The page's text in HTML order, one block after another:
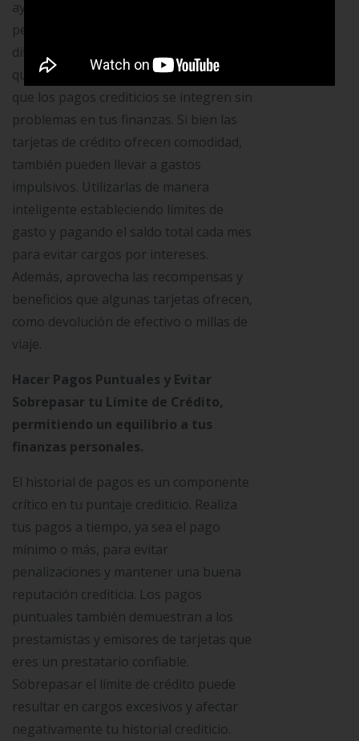
ayudará a determinar cuánto puedes
permitirte pagar cada mes sin
dificultades. Evitarás acumular deudas
que no puedas manejar y asegurarás
que los pagos crediticios se integren sin
problemas en tus finanzas. Si bien las
tarjetas de crédito ofrecen comodidad,
también pueden llevar a gastos
impulsivos. Utilizarlas de manera
inteligente estableciendo límites de
gasto y pagando el saldo total cada mes
para evitar cargos por intereses.
Además, aprovecha las recompensas y
beneficios que algunas tarjetas ofrecen,
como devolución de efectivo o millas de
viaje.
Hacer Pagos Puntuales y Evitar
Sobrepasar tu Límite de Crédito,
permitiendo un equilibrio a tus
finanzas personales.
El historial de pagos es un componente
crítico en tu puntaje crediticio. Realiza
tus pagos a tiempo, ya sea el pago
mínimo o más, para evitar
penalizaciones y mantener una buena
reputación crediticia. Los pagos
puntuales también demuestran a los
prestamistas y emisores de tarjetas que
eres un prestatario confiable.
Sobrepasar el límite de crédito puede
resultar en cargos excesivos y afectar
negativamente tu historial crediticio.